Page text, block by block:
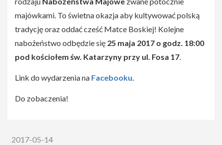
Do zobaczenia! :D
majówkami. To świetna okazja aby kultywować polską
tradycję oraz oddać cześć Matce Boskiej! Kolejne
nabożeństwo odbędzie się 25 maja 2017 o godz. 18:00
pod kościołem św. Katarzyny przy ul. Fosa 17.
Link do wydarzenia na Facebooku.
Do zobaczenia!
2017-05-14